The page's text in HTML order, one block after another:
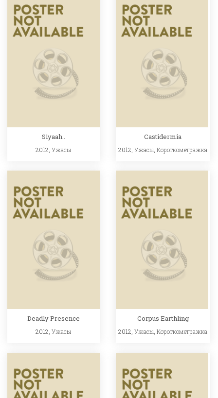
Siyaah..
2012,Ужасы
Castidermia
2012,Ужасы ,Короткометражка
Deadly Presence
2012,Ужасы
Corpus Earthling
2012,Ужасы,Короткометражка